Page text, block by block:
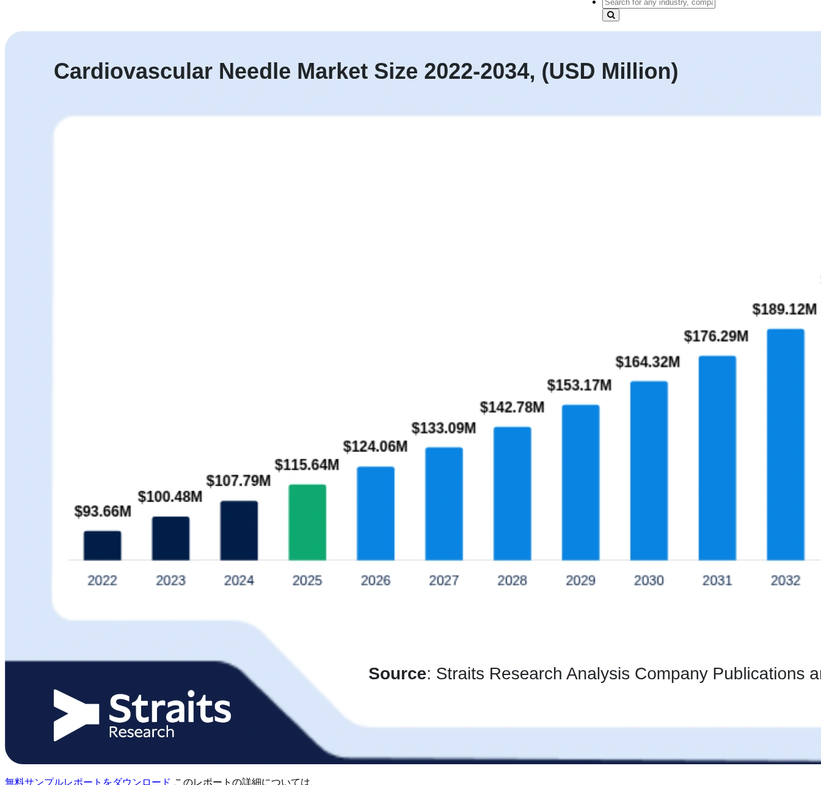
無料サンプルレポートをダウンロード このレポートの詳細については、